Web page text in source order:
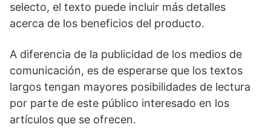
selecto, el texto puede incluir más detalles
acerca de los beneficios del producto.
A diferencia de la publicidad de los medios de
comunicación, es de esperarse que los textos
largos tengan mayores posibilidades de lectura
por parte de este público interesado en los
artículos que se ofrecen.